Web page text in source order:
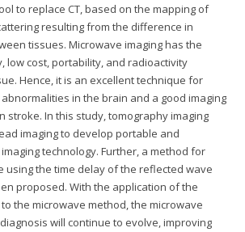
to replace CT, based on the mapping of
resulting from the difference in
tissues. Microwave imaging has the
low cost, portability, and radioactivity
Hence, it is an excellent technique for
in the brain and a good imaging
stroke. In this study, tomography imaging
imaging to develop portable and
technology. Further, a method for
using the time delay of the reflected wave
proposed. With the application of the
the microwave method, the microwave
will continue to evolve, improving